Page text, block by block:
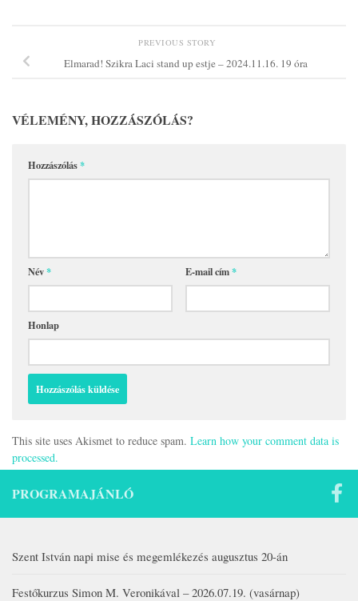
PREVIOUS STORY
Elmarad! Szikra Laci stand up estje – 2024.11.16. 19 óra
VÉLEMÉNY, HOZZÁSZÓLÁS?
Hozzászólás*
Név* E-mail cím*
Honlap
This site uses Akismet to reduce spam. Learn how your comment data is
processed.
PROGRAMAJÁNLÓ
Szent István napi mise és megemlékezés augusztus 20-án
Festőkurzus Simon M. Veronikával – 2026.07.19. (vasárnap)